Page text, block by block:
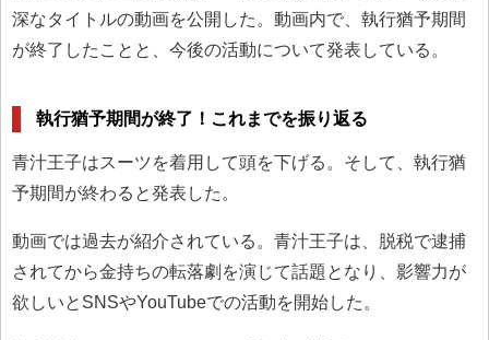
深なタイトルの動画を公開した。動画内で、執行猶予期間
が終了したことと、今後の活動について発表している。
執行猶予期間が終了！これまでを振り返る
青汁王子はスーツを着用して頭を下げる。そして、執行猶
予期間が終わると発表した。
動画では過去が紹介されている。青汁王子は、脱税で逮捕
されてから金持ちの転落劇を演じて話題となり、影響力が
欲しいとSNSやYouTubeでの活動を開始した。